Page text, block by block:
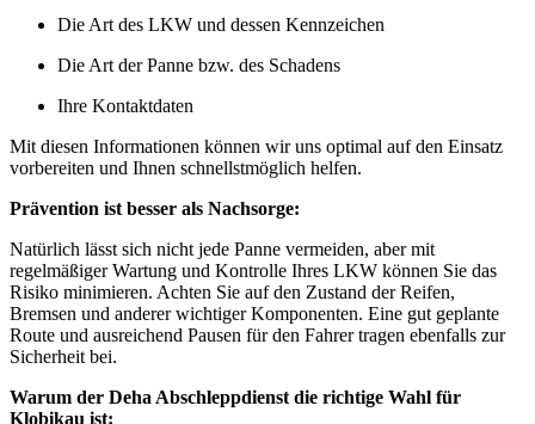
Die Art des LKW und dessen Kennzeichen
Die Art der Panne bzw. des Schadens
Ihre Kontaktdaten
Mit diesen Informationen können wir uns optimal auf den Einsatz
vorbereiten und Ihnen schnellstmöglich helfen.
Prävention ist besser als Nachsorge:
Natürlich lässt sich nicht jede Panne vermeiden, aber mit
regelmäßiger Wartung und Kontrolle Ihres LKW können Sie das
Risiko minimieren. Achten Sie auf den Zustand der Reifen,
Bremsen und anderer wichtiger Komponenten. Eine gut geplante
Route und ausreichend Pausen für den Fahrer tragen ebenfalls zur
Sicherheit bei.
Warum der Deha Abschleppdienst die richtige Wahl für
Klobikau ist: